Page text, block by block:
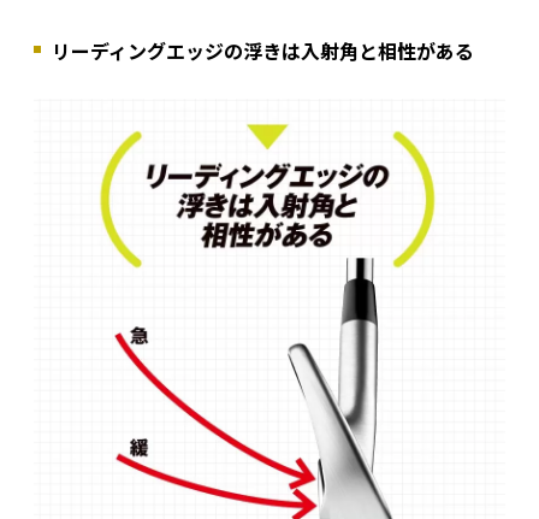
リーディングエッジの浮きは入射角と相性がある